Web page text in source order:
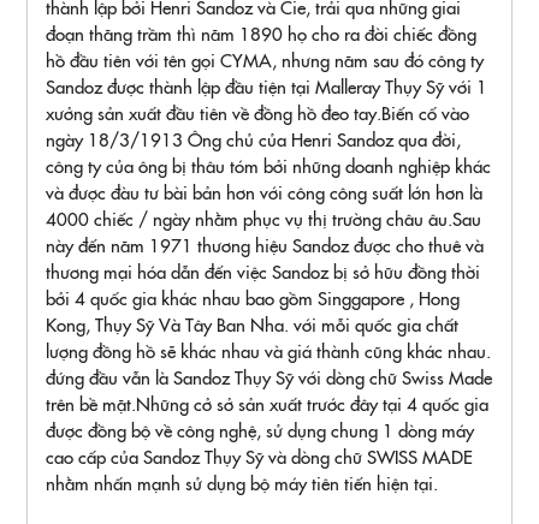
thành lập bởi Henri Sandoz và Cie, trải qua những giai
đoạn thăng trầm thì năm 1890 họ cho ra đời chiếc đồng
hồ đầu tiên với tên gọi CYMA, nhưng năm sau đó công ty
Sandoz được thành lập đầu tiện tại Malleray Thụy Sỹ với 1
xưởng sản xuất đầu tiên về đồng hồ đeo tay.Biến cố vào
ngày 18/3/1913 Ông chủ của Henri Sandoz qua đời,
công ty của ông bị thâu tóm bởi những doanh nghiệp khác
và được đàu tư bài bản hơn với công công suất lớn hơn là
4000 chiếc / ngày nhằm phục vụ thị trường châu âu.Sau
này đến năm 1971 thương hiệu Sandoz được cho thuê và
thương mại hóa dẫn đến việc Sandoz bị sở hữu đồng thời
bởi 4 quốc gia khác nhau bao gồm Singgapore , Hong
Kong, Thụy Sỹ Và Tây Ban Nha. với mỗi quốc gia chất
lượng đồng hồ sẽ khác nhau và giá thành cũng khác nhau.
đứng đầu vẫn là Sandoz Thụy Sỹ với dòng chữ Swiss Made
trên bề mặt.Những cở sở sản xuất trước đây tại 4 quốc gia
được đồng bộ về công nghệ, sử dụng chung 1 dòng máy
cao cấp của Sandoz Thụy Sỹ và dòng chữ SWISS MADE
nhằm nhấn mạnh sử dụng bộ máy tiên tiến hiện tại.